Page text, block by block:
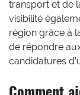
transport et de
visibilité
région grâce à
de répondre
candidatures
Comment